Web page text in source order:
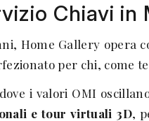
Chiavi
Home Gallery opera
per chi, come
i valori OMI
e tour virtuali 3D,